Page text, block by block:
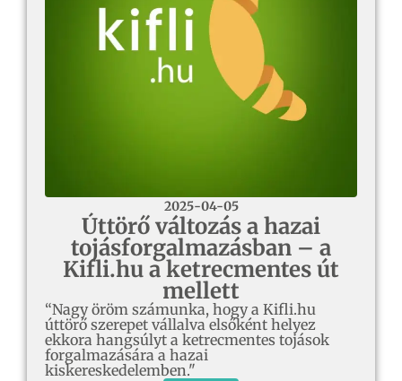
2025-04-05
Úttörő változás a hazai
tojásforgalmazásban – a
Kifli.hu a ketrecmentes út
mellett
“Nagy öröm számunka, hogy a Kifli.hu
úttörő szerepet vállalva elsőként helyez
ekkora hangsúlyt a ketrecmentes tojások
forgalmazására a hazai
kiskereskedelemben."